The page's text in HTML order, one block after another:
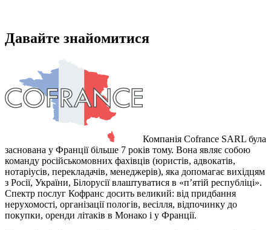
Давайте знайомитися
Компанія Cofrance SARL була
заснована у Франції більше 7 років тому. Вона являє собою
команду російськомовних фахівців (юристів, адвокатів,
нотаріусів, перекладачів, менеджерів), яка допомагає вихідцям
з Росії, України, Білорусії влаштуватися в «п’ятій республіці».
Спектр послуг Кофранс досить великий: від придбання
нерухомості, організації пологів, весілля, відпочинку до
покупки, оренди літаків в Монако і у Франції.